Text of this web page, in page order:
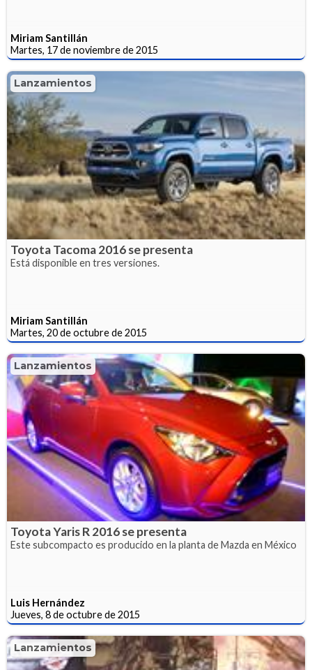
Miriam Santillán
Martes, 17 de noviembre de 2015
Lanzamientos
Toyota Tacoma 2016 se presenta
Está disponible en tres versiones.
Miriam Santillán
Martes, 20 de octubre de 2015
Lanzamientos
Toyota Yaris R 2016 se presenta
Este subcompacto es producido en la planta de Mazda en México
Luis Hernández
Jueves, 8 de octubre de 2015
Lanzamientos